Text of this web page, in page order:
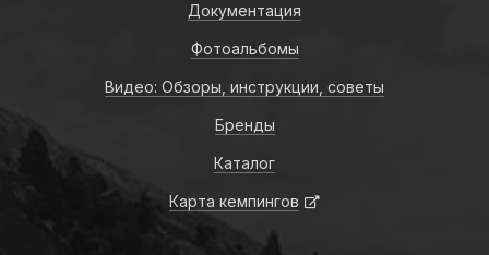
Документация
Фотоальбомы
Видео: Обзоры, инструкции, советы
Бренды
Каталог
Карта кемпингов